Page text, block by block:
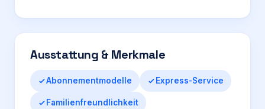
Ausstattung & Merkmale
Abonnementmodelle Express-Service
Familienfreundlichkeit